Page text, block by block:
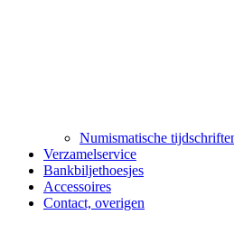
Numismatische
Verzamelservice
Bankbiljethoesjes
Accessoires
Contact, overigen